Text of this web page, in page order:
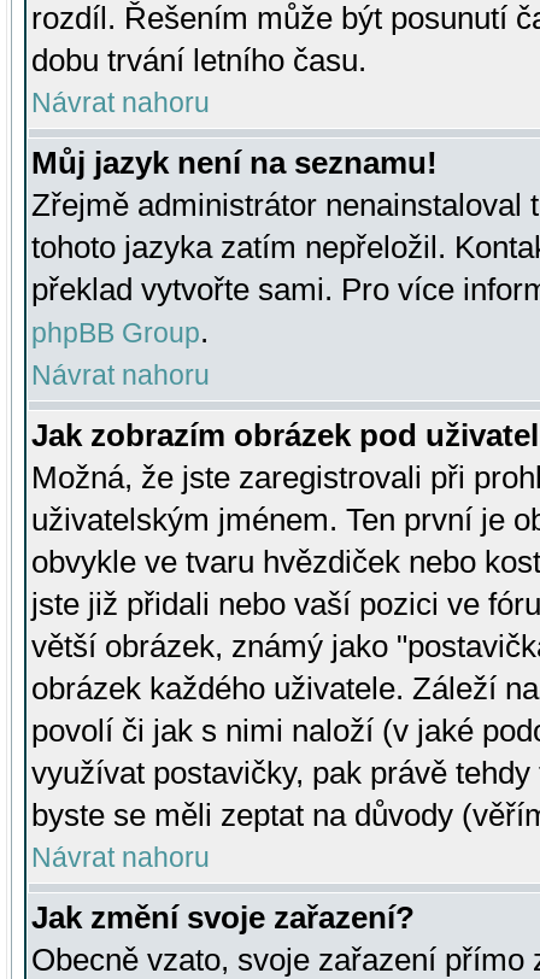
rozdíl. Řešením může být posunutí
dobu trvání letního času.
Návrat nahoru
Můj jazyk není na seznamu!
Zřejmě administrátor nenainstaloval
tohoto jazyka zatím nepřeložil.
překlad vytvořte sami. Pro více
phpBB Group.
Návrat nahoru
Jak zobrazím obrázek pod
Možná, že jste zaregistrovali při
uživatelským jménem. Ten první je
obvykle ve tvaru hvězdiček nebo
jste již přidali nebo vaší pozici ve
větší obrázek, známý jako
obrázek každého uživatele. Záleží
povolí či jak s nimi naloží (v jaké
využívat postavičky, pak právě
byste se měli zeptat na důvody
Návrat nahoru
Jak změní svoje zařazení?
Obecně vzato, svoje zařazení přímo